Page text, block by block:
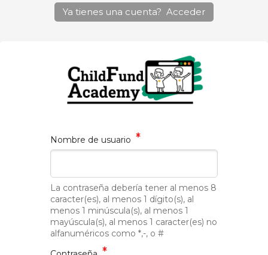
Ya tienes una cuenta? Acceder
Nombre de usuario
La contraseña debería tener al menos 8
caracter(es), al menos 1 dígito(s), al
menos 1 minúscula(s), al menos 1
mayúscula(s), al menos 1 caracter(es) no
alfanuméricos como *,-, o #